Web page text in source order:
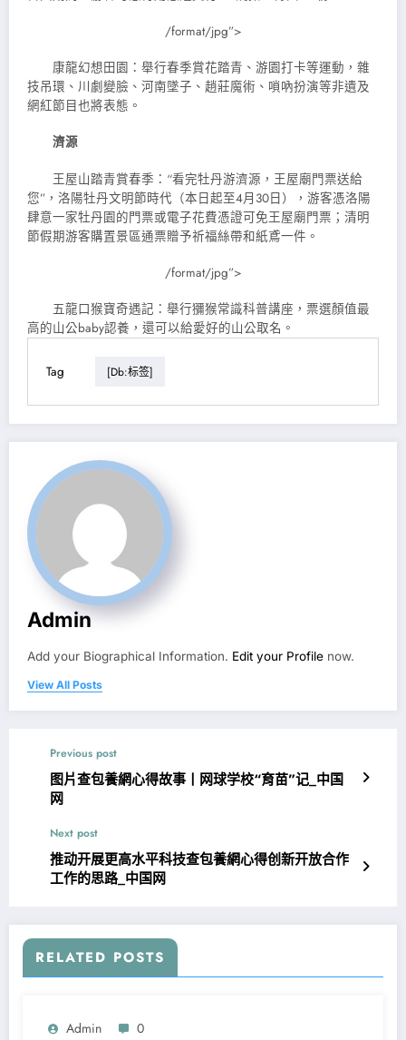
/format/jpg”>
康龍幻想田園：舉行春季賞花踏青、游園打卡等運動，雜
技吊環、川劇變臉、河南墜子、趙莊魔術、嗩吶扮演等非遺及
網紅節目也將表態。
濟源
王屋山踏青賞春季：“看完牡丹游濟源，王屋廟門票送給
您”，洛陽牡丹文明節時代（本日起至4月30日），游客憑洛陽
肆意一家牡丹園的門票或電子花費憑證可免王屋廟門票；清明
節假期游客購置景區通票贈予祈福絲帶和紙鳶一件。
/format/jpg”>
五龍口猴寶奇遇記：舉行獼猴常識科普講座，票選顏值最
高的山公baby認養，還可以給愛好的山公取名。
Tag [db:标签]
Admin
Add your Biographical Information. Edit your Profile now.
View All Posts
Previous post
图片查包養網心得故事丨网球学校“育苗”记_中国
网
Next post
推动开展更高水平科技查包養網心得创新开放合作
工作的思路_中国网
RELATED POSTS
Admin 0